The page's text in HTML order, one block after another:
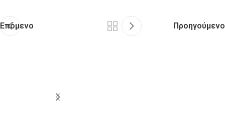
Επόμενο Προηγούμενο